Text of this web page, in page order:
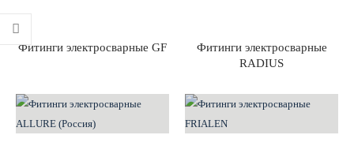
Фитинги электросварные GF
Фитинги электросварные
RADIUS